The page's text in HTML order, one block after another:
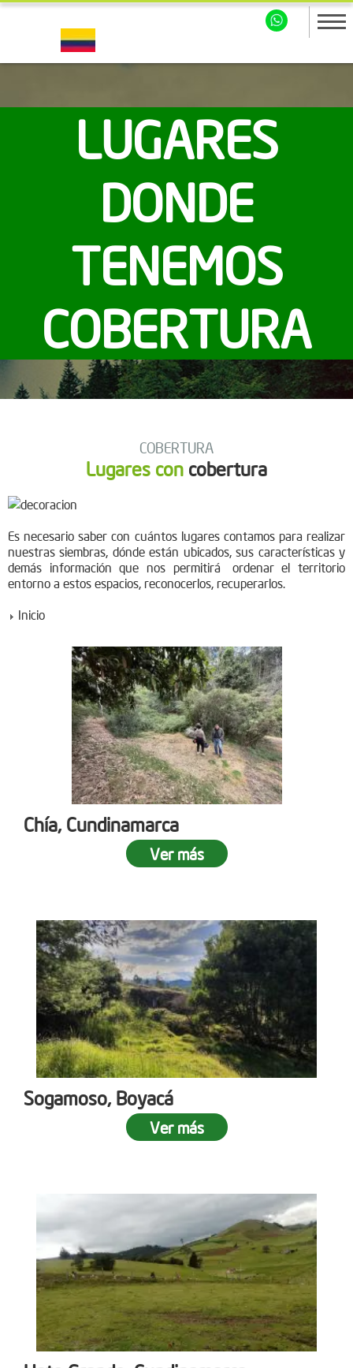
LUGARES
DONDE
TENEMOS
COBERTURA
COBERTURA
Lugares con cobertura
Es necesario saber con cuántos lugares contamos para realizar
nuestras siembras, dónde están ubicados, sus características y
demás información que nos permitirá ordenar el territorio
entorno a estos espacios, reconocerlos, recuperarlos.
Inicio
Chía, Cundinamarca
Ver más
Sogamoso, Boyacá
Ver más